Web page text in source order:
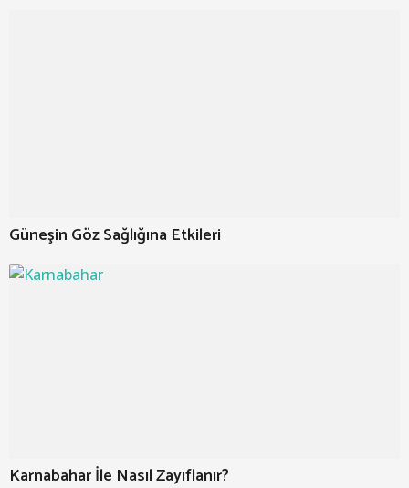
Güneşin Göz Sağlığına Etkileri
Karnabahar İle Nasıl Zayıflanır?